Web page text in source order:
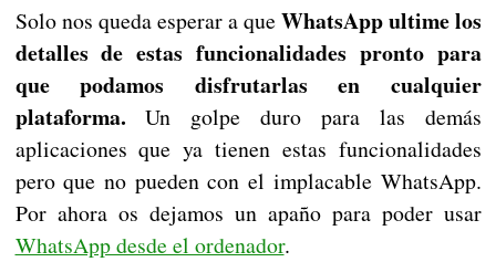
Solo nos queda esperar a que WhatsApp ultime los
detalles de estas funcionalidades pronto para
que podamos disfrutarlas en cualquier
plataforma. Un golpe duro para las demás
aplicaciones que ya tienen estas funcionalidades
pero que no pueden con el implacable WhatsApp.
Por ahora os dejamos un apaño para poder usar
WhatsApp desde el ordenador.